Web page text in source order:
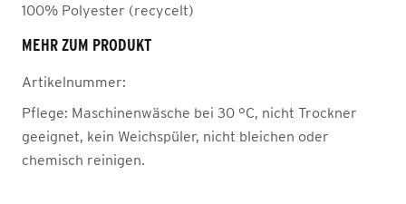
100% Polyester (recycelt)
MEHR ZUM PRODUKT
Artikelnummer:
Pflege: Maschinenwäsche bei 30 °C, nicht Trockner
geeignet, kein Weichspüler, nicht bleichen oder
chemisch reinigen.